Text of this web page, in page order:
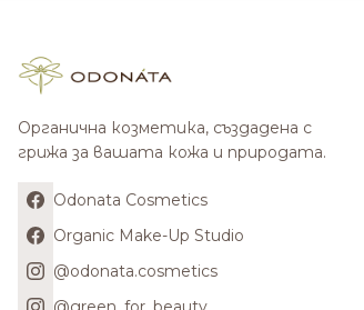
Органична козметика, създадена с
грижа за вашата кожа и природата.
Odonata Cosmetics
Organic Make-Up Studio
@odonata.cosmetics